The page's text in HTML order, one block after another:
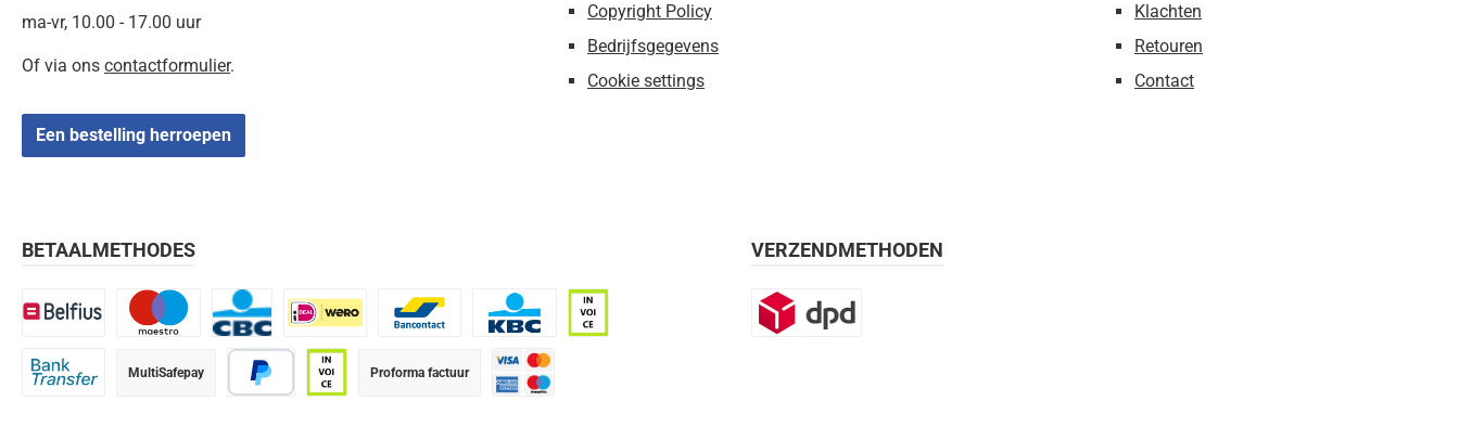
ma-vr, 10.00 - 17.00 uur
Of via ons contactformulier.
Een bestelling herroepen
Copyright Policy
Bedrijfsgegevens
Cookie settings
Klachten
Retouren
Contact
BETAALMETHODES
iDEAL | Wero
MultiSafepay Proforma factuur
CBC
VERZENDMETHODEN